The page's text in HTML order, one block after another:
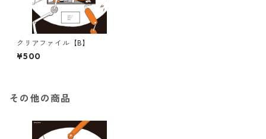
クリアファイル【B】
¥500
その他の商品